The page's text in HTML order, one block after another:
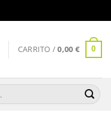
CARRITO /0,00 € 0